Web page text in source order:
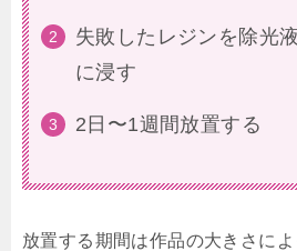
失敗したレジンを除光
に浸す
2日〜1週間放置する
放置する期間は作品の大きさによ